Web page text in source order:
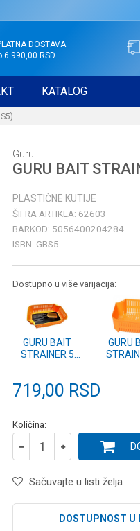
DOSTAVA
6.990,00 RSD
KATALOG
Guru
GURU BAIT
PLASTIČNE KUTIJE
ŠIFRA ARTIKLA: 62603
BARKOD: 5056400204284
ISBN: GBS5
Dostupno u više varijacija:
GURU BAIT
STRAINER 5
GURU
719,00 RSD
Količina:
Sačuvajte u listi želja
DOSTUPNOST U